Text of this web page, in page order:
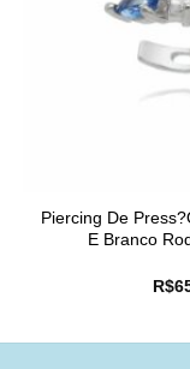
Piercing De
E Branco
R$